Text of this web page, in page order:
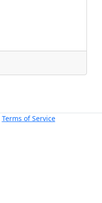
Terms of Service